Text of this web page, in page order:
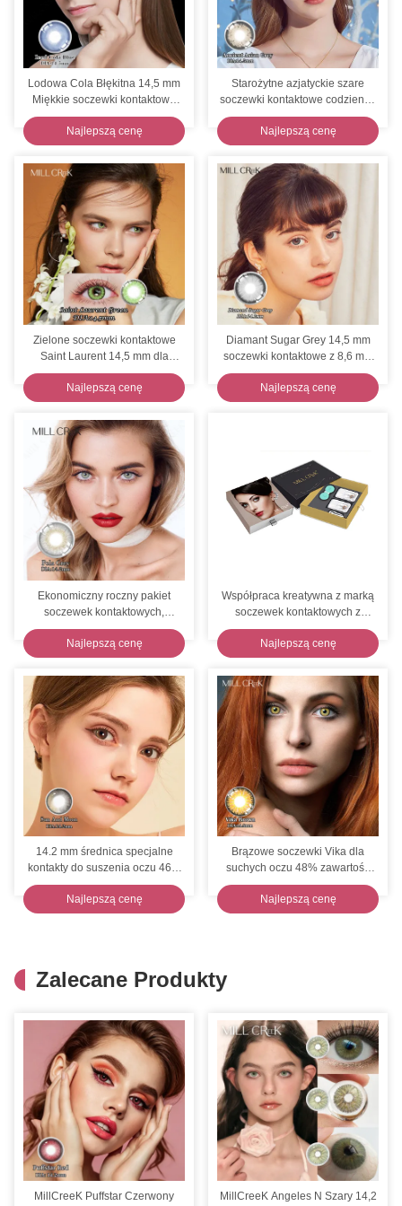
Lodowa Cola Błękitna 14,5 mm
Miękkie soczewki kontaktowe
38%
Najlepszą cenę
Starożytne azjatyckie szare
soczewki kontaktowe codzienne
soczewki jednorazowe średnica
14,5 mm
Najlepszą cenę
Zielone soczewki kontaktowe
Saint Laurent 14,5 mm dla
suchych oczu 38% zawartości
wody
Najlepszą cenę
Diamant Sugar Grey 14,5 mm
soczewki kontaktowe z 8,6 mm
krzywą podstawy
Najlepszą cenę
Ekonomiczny roczny pakiet
soczewek kontaktowych,
średnica 14.2mm, krzywizna
bazowa 8.5mm, 3/5/6/10 par
Najlepszą cenę
Współpraca kreatywna z marką
soczewek kontaktowych z
prywatną marką i standardową
produkcją
Najlepszą cenę
14.2 mm średnica specjalne
kontakty do suszenia oczu 46%
zawartość wody Ochrona UV
CE
Najlepszą cenę
Brązowe soczewki Vika dla
suchych oczu 48% zawartość
wody Profesjonalnie wygodne
Najlepszą cenę
Zalecane Produkty
MillCreeK Puffstar Czerwony
MillCreeK Angeles N Szary 14,2